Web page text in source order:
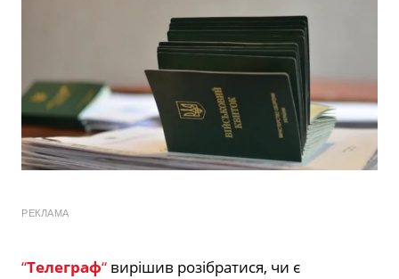
РЕКЛАМА
“Телеграф“ вирішив розібратися, чи є